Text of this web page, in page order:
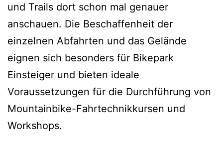
und Trails dort schon mal genauer
anschauen. Die Beschaffenheit der
einzelnen Abfahrten und das Gelände
eignen sich besonders für Bikepark
Einsteiger und bieten ideale
Voraussetzungen für die Durchführung von
Mountainbike-Fahrtechnikkursen und
Workshops.